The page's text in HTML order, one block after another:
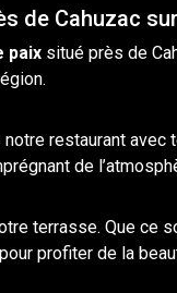
de Cahuzac
paix situé près de
notre restaurant avec
de
terrasse. Que ce
profiter de la